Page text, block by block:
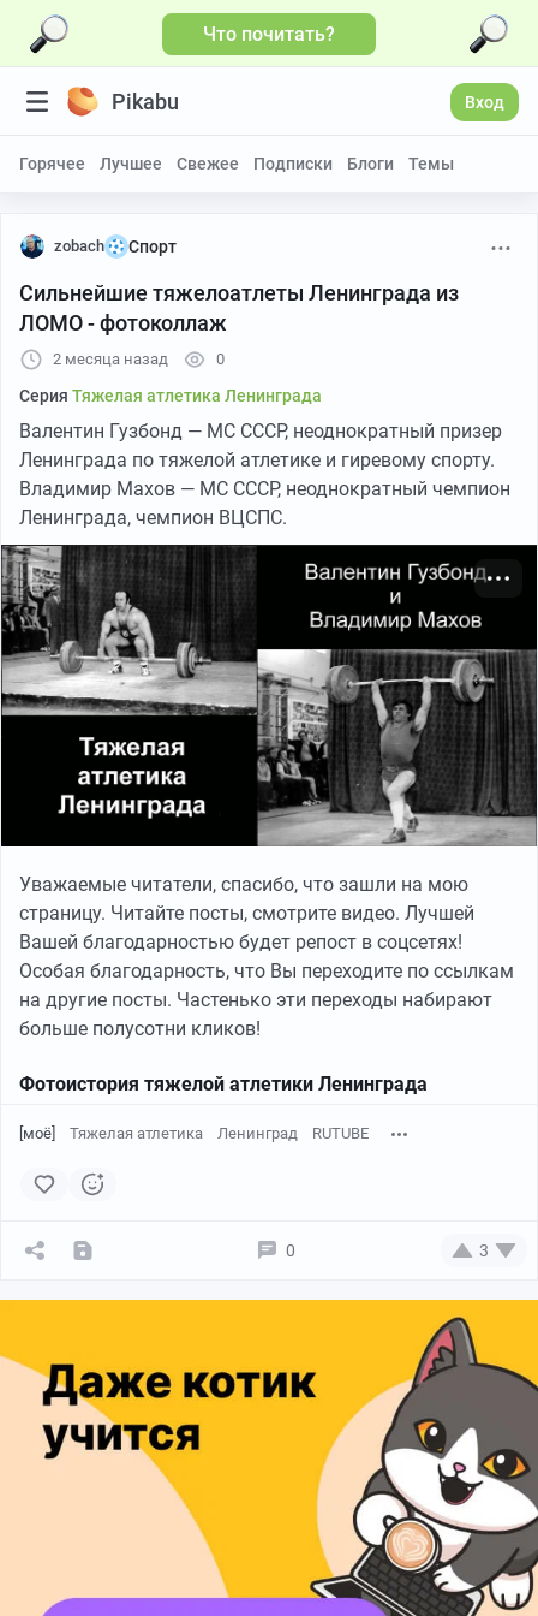
Что почитать?
Pikabu Вход
Горячее Лучшее Свежее Подписки Блоги Темы
zobach Спорт
Сильнейшие тяжелоатлеты Ленинграда из
ЛОМО - фотоколлаж
2 месяца назад 0
Серия Тяжелая атлетика Ленинграда
Валентин Гузбонд — МС СССР, неоднократный призер
Ленинграда по тяжелой атлетике и гиревому спорту.
Владимир Махов — МС СССР, неоднократный чемпион
Ленинграда, чемпион ВЦСПС.
Уважаемые читатели, спасибо, что зашли на мою
страницу. Читайте посты, смотрите видео. Лучшей
Вашей благодарностью будет репост в соцсетях!
Особая благодарность, что Вы переходите по ссылкам
на другие посты. Частенько эти переходы набирают
больше полусотни кликов!
Фотоистория тяжелой атлетики Ленинграда
[моё] Тяжелая атлетика Ленинград RUTUBE
0 3
Больше видео